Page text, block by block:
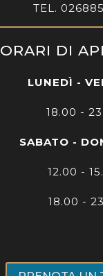
TEL.
ORARI DI
LUNEDÌ -
18.00 -
SABATO -
12.00 -
18.00 -